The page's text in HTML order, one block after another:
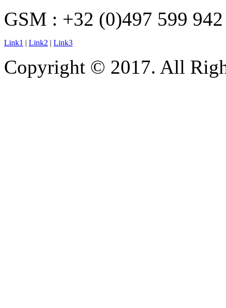
GSM : +32 (0)497 599 942
Link1 | Link2 | Link3
Copyright © 2017. All